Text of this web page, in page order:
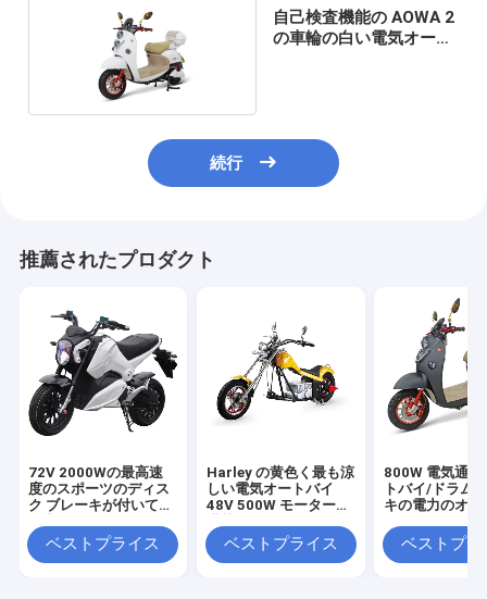
自己検査機能の AOWA 2
の車輪の白い電気オート
続行
推薦されたプロダクト
72V 2000Wの最高速
度のスポーツのディス
ク ブレーキが付いてい
イのスクーター
ベストプライス
Harley の黄色く最も涼
しい電気オートバイ
48V 500W モーターを
ベストプライス
800W 電気通り
トバイ/ドラム
キの電力のオー
ベストプラ